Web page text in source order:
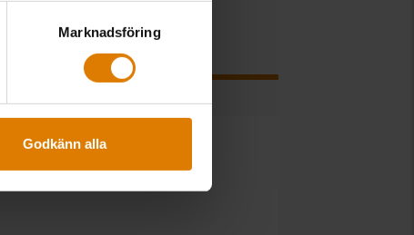
Marknadsföring
Godkänn alla